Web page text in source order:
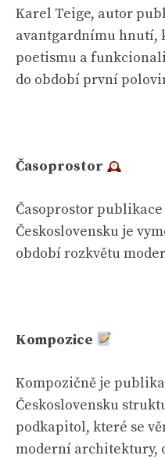
Karel Teige, autor
avantgardnímu hnutí,
poetismu a
do období první
Časoprostor
Časoprostor
Československu je
období rozkvětu
Kompozice
Kompozičně je
Československu
podkapitol, které se
moderní architektury,